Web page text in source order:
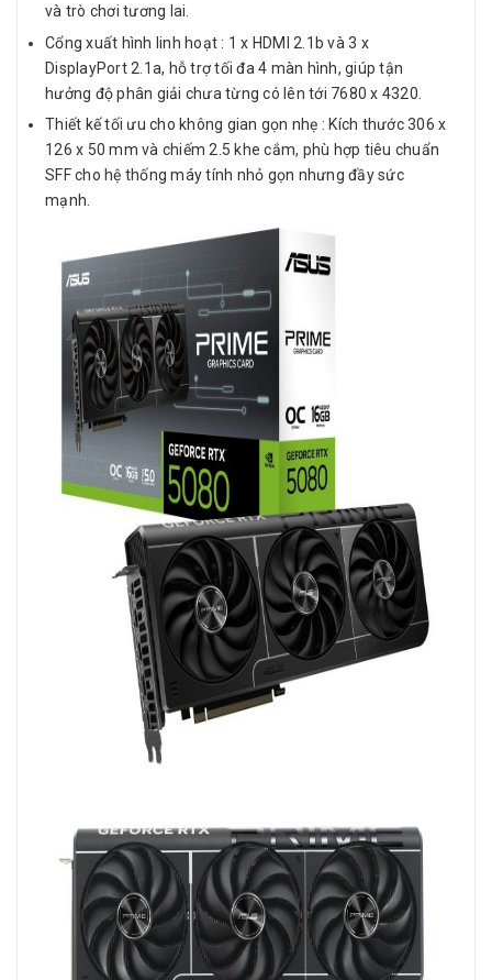
và trò chơi tương lai.
Cổng xuất hình linh hoạt : 1 x HDMI 2.1b và 3 x
DisplayPort 2.1a, hỗ trợ tối đa 4 màn hình, giúp tận
hưởng độ phân giải chưa từng có lên tới 7680 x 4320.
Thiết kế tối ưu cho không gian gọn nhẹ : Kích thước 306 x
126 x 50 mm và chiếm 2.5 khe cắm, phù hợp tiêu chuẩn
SFF cho hệ thống máy tính nhỏ gọn nhưng đầy sức
mạnh.